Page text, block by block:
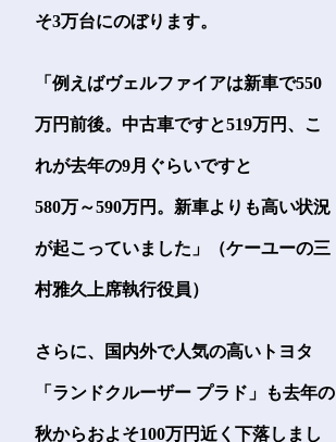
そ3万台にのぼります。
「例えばヴェルファイアは新車で550
万円前後。中古車ですと519万円、こ
れが去年の9月ぐらいですと
580万～590万円。新車よりも高い状況
が起こっていました」（ケーユーの三
村雅久上席執行役員）
さらに、国内外で人気の高いトヨタ
「ランドクルーザー プラド」も去年の
秋からおよそ100万円近く下落しまし